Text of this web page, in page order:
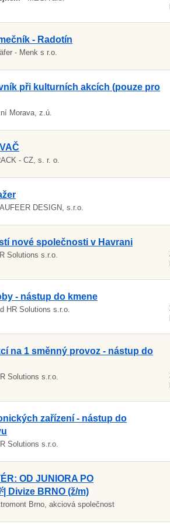
- Radotín
- Menk s r.o.
při kulturních akcích (pouze pro
Morava, z.ú.
- CZ, s. r. o.
AUFEER DESIGN, s.r.o.
nové společnosti v Havrani
Solutions s.r.o.
- nástup do kmene
HR Solutions s.r.o.
na 1 směnný provoz - nástup do
Solutions s.r.o.
zařízení - nástup do
Solutions s.r.o.
OD JUNIORA PO
Divize BRNO (ž/m)
Brno, akciová společnost